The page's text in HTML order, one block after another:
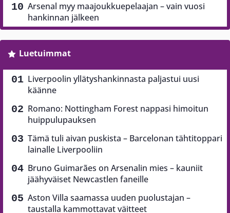
Arsenal myy maajoukkuepelaajan – vain vuosi
hankinnan jälkeen
Luetuimmat
Liverpoolin yllätyshankinnasta paljastui uusi
käänne
Romano: Nottingham Forest nappasi himoitun
huippulupauksen
Tämä tuli aivan puskista – Barcelonan tähtitoppari
lainalle Liverpooliin
Bruno Guimarães on Arsenalin mies – kauniit
jäähyväiset Newcastlen faneille
Aston Villa saamassa uuden puolustajan –
taustalla kammottavat väitteet